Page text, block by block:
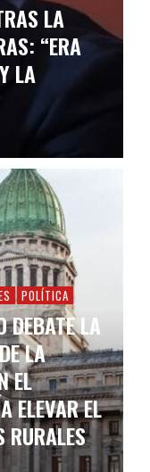
LA
“ERA
LA
POLÍTICA
DEBATE LA
LA
EL
ELEVAR EL
RURALES